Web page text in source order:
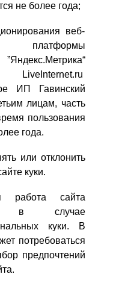
не более года;
веб-
платформы
ИП Гавинский
лицам, часть
пользования
года.
или отклонить
куки.
работа сайта
в случае
куки. В
потребоваться
предпочтений